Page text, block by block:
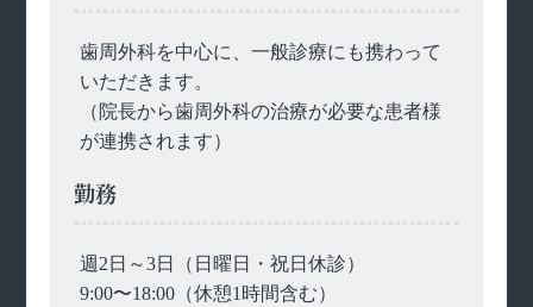
歯周外科を中心に、一般診療にも携わって
いただきます。
（院長から歯周外科の治療が必要な患者様
が連携されます）
勤務
週2日～3日（日曜日・祝日休診）
9:00〜18:00（休憩1時間含む）